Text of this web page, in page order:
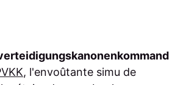
, l'envoûtante simu de